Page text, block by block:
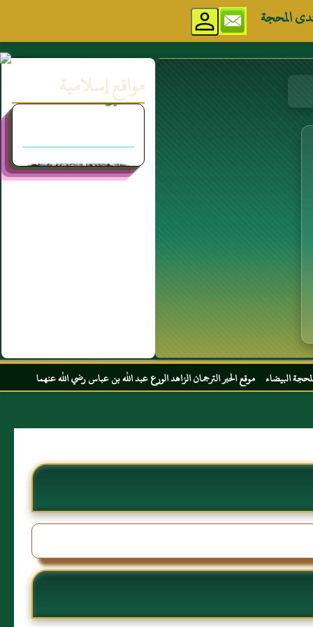
المحجة
مواقع إسلامية
الترجمان الزاهد الورع عبد الله بن عباس رضي الله عنهما